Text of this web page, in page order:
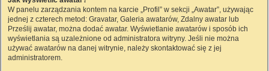
W panelu zarządzania kontem na karcie „Profil” w sekcji „Awatar”, używając
jednej z czterech metod: Gravatar, Galeria awatarów, Zdalny awatar lub
Prześlij awatar, można dodać awatar. Wyświetlanie awatarów i sposób ich
wyświetlania są uzależnione od administratora witryny. Jeśli nie można
używać awatarów na danej witrynie, należy skontaktować się z jej
administratorem.